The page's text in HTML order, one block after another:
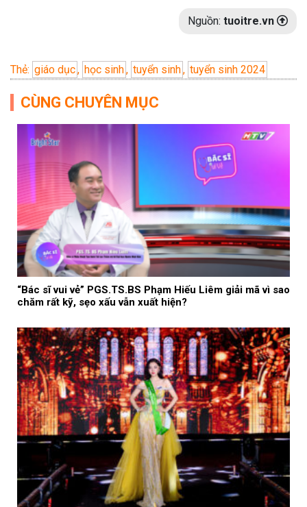
Nguồn: tuoitre.vn
Thẻ: giáo dục, học sinh, tuyển sinh, tuyển sinh 2024
CÙNG CHUYÊN MỤC
“Bác sĩ vui vẻ” PGS.TS.BS Phạm Hiếu Liêm giải mã vì sao
chăm rất kỹ, sẹo xấu vẫn xuất hiện?